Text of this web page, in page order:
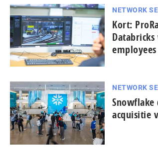
NETWORK
Kort:
NETWORK
acquisitie